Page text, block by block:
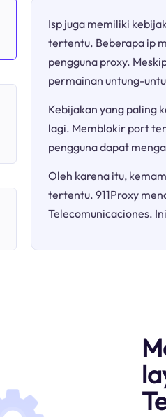
Isp juga memiliki
tertentu. Beberapa ip
pengguna proxy.
permainan untung-
Kebijakan yang paling
lagi. Memblokir port
pengguna dapat
Oleh karena itu,
tertentu. 911Proxy
Telecomunicaciones.